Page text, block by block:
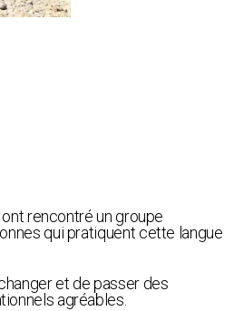
rencontré un groupe
qui pratiquent cette langue
et de passer des
agréables.